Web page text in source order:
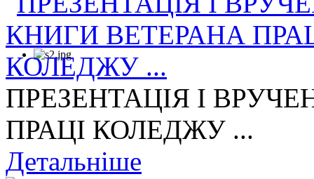
ПРЕЗЕНТАЦІЯ І
ПРАЦІ КОЛЕДЖУ ...
Детальніше